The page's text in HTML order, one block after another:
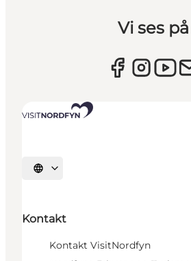
Vi ses på
Vælg sprog
Kontakt
Kontakt VisitNordfyn